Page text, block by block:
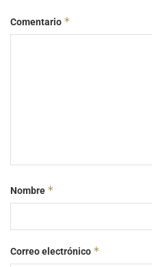
Comentario *
Nombre *
Correo electrónico *